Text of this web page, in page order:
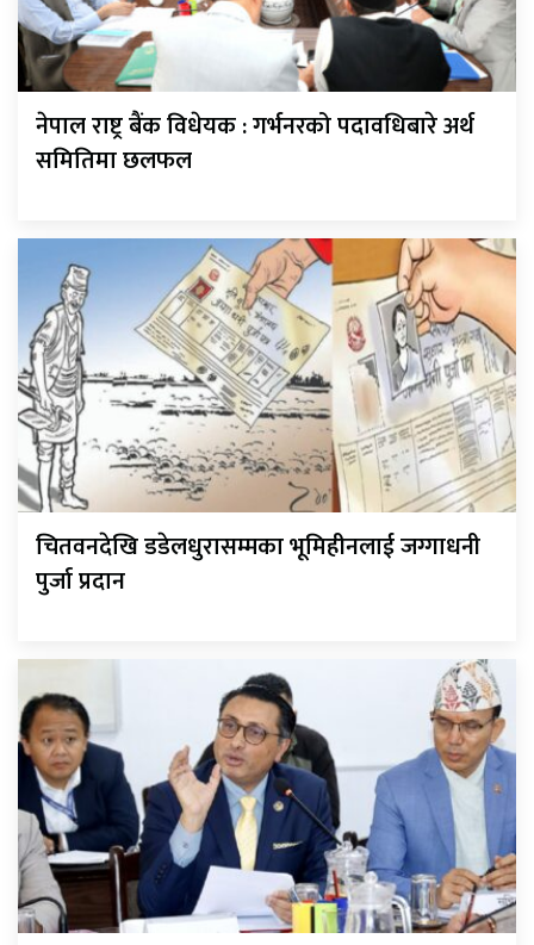
नेपाल राष्ट्र बैंक विधेयक : गर्भनरको पदावधिबारे अर्थ
समितिमा छलफल
चितवनदेखि डडेलधुरासम्मका भूमिहीनलाई जग्गाधनी
पुर्जा प्रदान